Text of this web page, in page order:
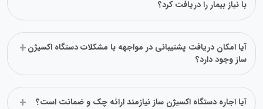
با نیاز بیمار را دریافت کرد؟
آیا امکان دریافت پشتیبانی در مواجهه با مشکلات دستگاه اکسیژن
ساز وجود دارد؟
آیا اجاره دستگاه اکسیژن ساز نیازمند ارائه چک و ضمانت است؟